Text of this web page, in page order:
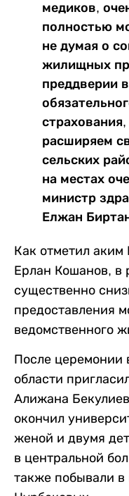
медиков,
полностью
не думая о
жилищных
преддверии
расширяем
сельских
на местах
министр
Елжан
Как отметил аким
Ерлан Кошанов, в
существенно
предоставления
ведомственного
После церемонии
области
Алижана
окончил
женой и двумя
в центральной
также побывали в